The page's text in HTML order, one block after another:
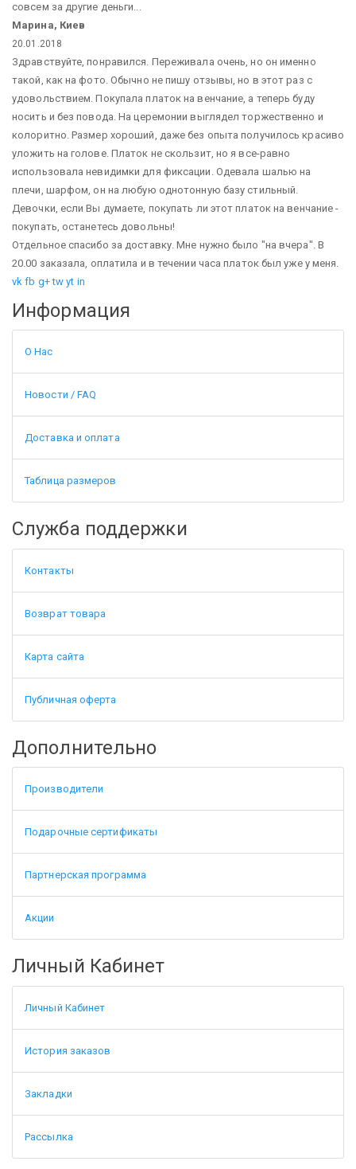
совсем за другие деньги...
Марина, Киев
20.01.2018
Здравствуйте, понравился. Переживала очень, но он именно
такой, как на фото. Обычно не пишу отзывы, но в этот раз с
удовольствием. Покупала платок на венчание, а теперь буду
носить и без повода. На церемонии выглядел торжественно и
колоритно. Размер хороший, даже без опыта получилось красиво
уложить на голове. Платок не скользит, но я все-равно
использовала невидимки для фиксации. Одевала шалью на
плечи, шарфом, он на любую однотонную базу стильный.
Девочки, если Вы думаете, покупать ли этот платок на венчание -
покупать, останетесь довольны!
Отдельное спасибо за доставку. Мне нужно было "на вчера". В
20.00 заказала, оплатила и в течении часа платок был уже у меня.
vk fb g+ tw yt in
Информация
О Нас
Новости / FAQ
Доставка и оплата
Таблица размеров
Служба поддержки
Контакты
Возврат товара
Карта сайта
Публичная оферта
Дополнительно
Производители
Подарочные сертификаты
Партнерская программа
Акции
Личный Кабинет
Личный Кабинет
История заказов
Закладки
Рассылка